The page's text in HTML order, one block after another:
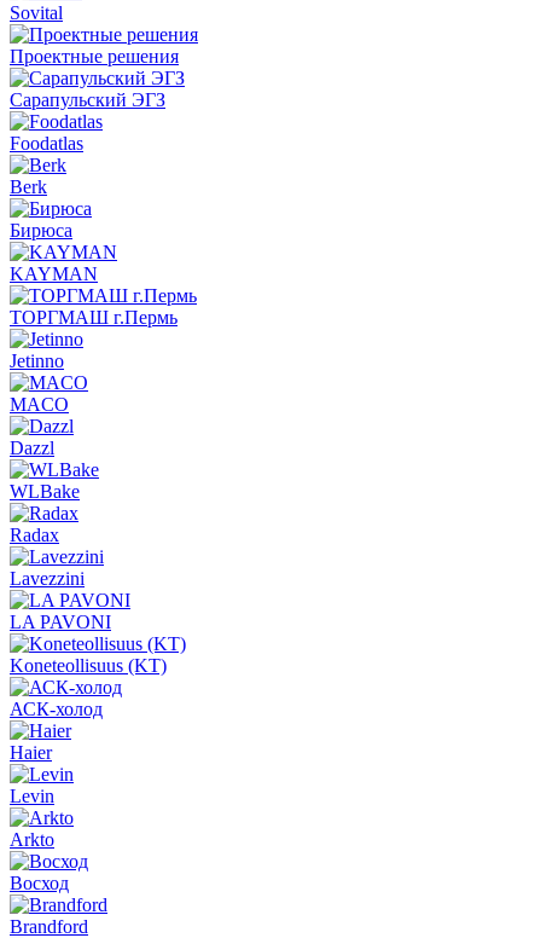
Sovital
Проектные решения
Сарапульский ЭГЗ
Foodatlas
Berk
Бирюса
KAYMAN
ТОРГМАШ г.Пермь
Jetinno
MACO
Dazzl
WLBake
Radax
Lavezzini
LA PAVONI
Koneteollisuus (KT)
АСК-холод
Haier
Levin
Arkto
Восход
Brandford